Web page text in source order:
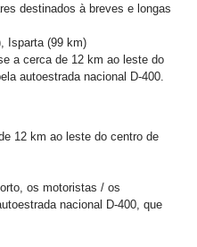
destinados à breves e longas
Isparta (99 km)
a cerca de 12 km ao leste do
autoestrada nacional D-400.
12 km ao leste do centro de
os motoristas / os
nacional D-400, que